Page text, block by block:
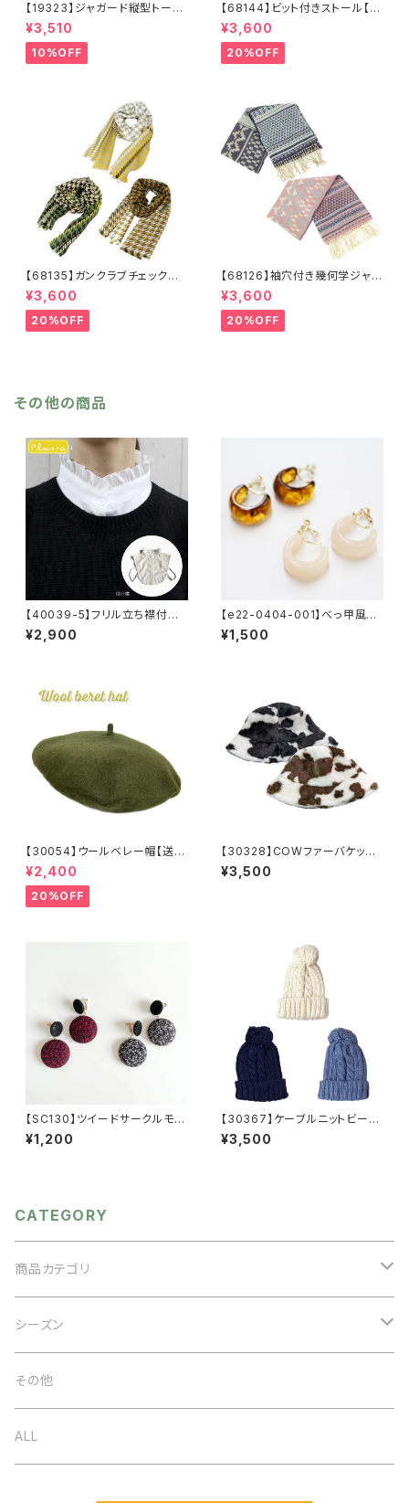
【19323】ジャガード縦型トート
【送料無料】トレンド トートバッ
グ ジャガードバッグ ジャガー
ド生地 花柄 グレーベージ
ュ アイボリー ライトグレー
¥3,510
10%OFF
【68144】ビット付きストール【送
料無料】チェック柄 大判ストー
ル チェックストール アイボリ
ー ベージュ レッド ネイビ
ー フリンジ マフラー ひざ
¥3,600
20%OFF
【68135】ガンクラブチェックスト
ール【送料無料】マフラー 防
寒 チェック柄 千鳥柄 千鳥
格子 マスタード キャメル
カーキ リサイクルポリエステ
¥3,600
20%OFF
【68126】袖穴付き幾何学ジャガ
ードストール【送料無料】袖付き
ストール ジャガード織り リバ
ーシブル 幾何学柄 防寒 フ
リンジ 秋冬 羽織 ポンチ
¥3,600
20%OFF
その他の商品
【40039-5】フリル立ち襟付け
襟【送料無料】ブラウス襟 シャ
ツ襟 つけ襟 フリル 襟コー
¥2,900
【e22-0404-001】べっ甲風イ
ヤリング 【送料無料】ブラウ
ン アイボリー
¥1,500
【30054】ウールベレー帽【送料
無料】帽子 カーキ グリー
ン 秋冬 フェルトベレー レト
ロ 無地 チョボ シンプル
¥2,400
20%OFF
【30328】COWファーバケッ
ト 牛柄 ファー 暖かい 防
寒 冬帽子
¥3,500
【SC130】ツイードサークルモチ
ーフイヤリング【送料無料】秋冬
アクセ サークルイヤリング
大ぶりアクセ アクセサリー
¥1,200
【30367】ケーブルニットビーニ
ー
¥3,500
CATEGORY
商品カテゴリ
アクセサリー
ネックレス
イヤリング
バッグ
ベルト
シーズン
オケージョン
春夏
その他
ALL